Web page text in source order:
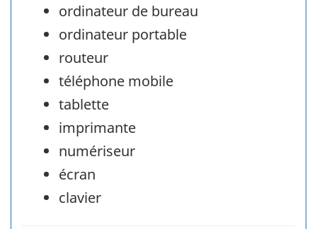
ordinateur de bureau
ordinateur portable
routeur
téléphone mobile
tablette
imprimante
numériseur
écran
clavier